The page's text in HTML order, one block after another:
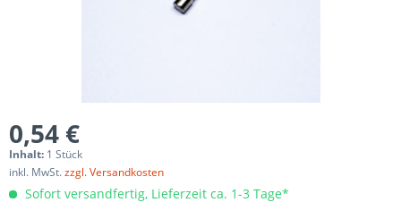
0,54 €
Inhalt: 1 Stück
inkl. MwSt.zzgl. Versandkosten
Sofort versandfertig, Lieferzeit ca. 1-3 Tage*